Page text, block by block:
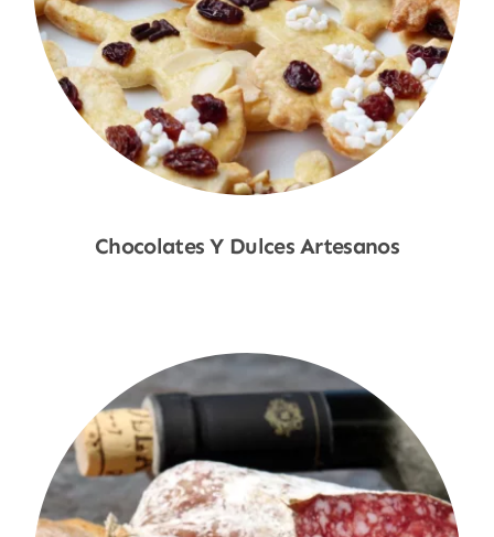
Chocolates Y Dulces Artesanos